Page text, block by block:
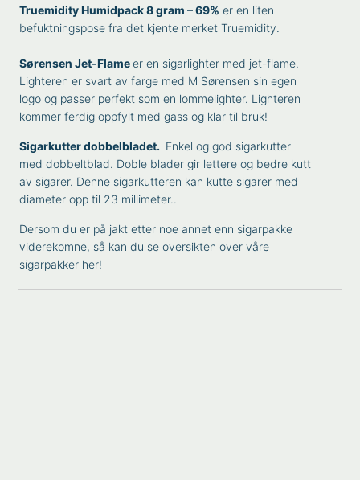
Truemidity Humidpack 8 gram – 69% er en liten
befuktningspose fra det kjente merket Truemidity.
Sørensen Jet-Flameer en sigarlighter med jet-flame.
Lighteren er svart av farge med M Sørensen sin egen
logo og passer perfekt som en lommelighter. Lighteren
kommer ferdig oppfylt med gass og klar til bruk!
Sigarkutter dobbelbladet. Enkel og god sigarkutter
med dobbeltblad. Doble blader gir lettere og bedre kutt
av sigarer. Denne sigarkutteren kan kutte sigarer med
diameter opp til 23 millimeter..
Dersom du er på jakt etter noe annet enn sigarpakke
viderekomne, så kan du se oversikten overvåre
sigarpakker her!